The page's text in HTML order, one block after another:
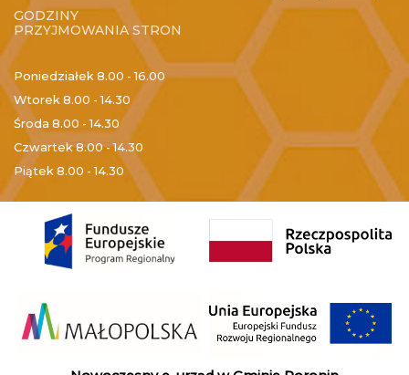
GODZINY
PRZYJMOWANIA STRON
Poniedziałek 8.00 - 16.00
Wtorek 8.00 - 14.30
Środa 8.00 - 14.30
Czwartek8.00 - 14.30
Piątek 8.00 - 14.30